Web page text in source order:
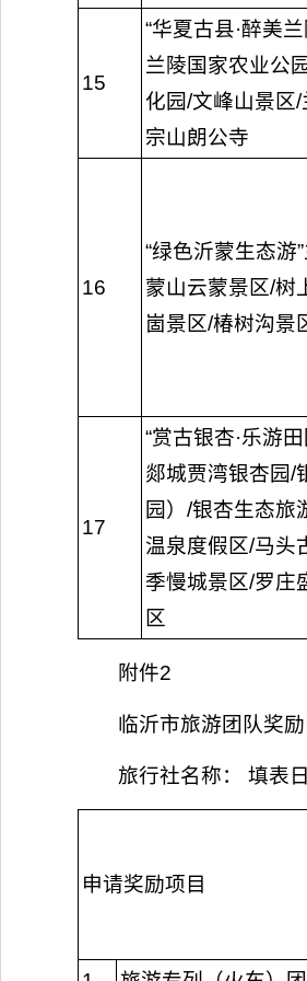
15
“华夏古县·醉美
兰陵国家农业公
化园/文峰山景区
宗山朗公寺
16
“绿色沂蒙生态游
蒙山云蒙景区/树
崮景区/椿树沟景
17
“赏古银杏·乐游
郯城贾湾银杏园/
园）/银杏生态旅
温泉度假区/马头
季慢城景区/罗庄
区
附件2
临沂市旅游团队奖
旅行社名称： 填表日
申请奖励项目